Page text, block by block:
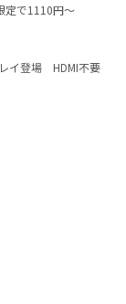
定で1110円～
イ登場 HDMI不要